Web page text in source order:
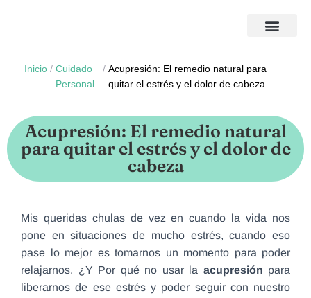
Inicio / Cuidado
Personal
/ Acupresión: El remedio natural para
quitar el estrés y el dolor de cabeza
Acupresión: El remedio natural
para quitar el estrés y el dolor de
cabeza
Mis queridas chulas de vez en cuando la vida nos
pone en situaciones de mucho estrés, cuando eso
pase lo mejor es tomarnos un momento para poder
relajarnos. ¿Y Por qué no usar la acupresión para
liberarnos de ese estrés y poder seguir con nuestro